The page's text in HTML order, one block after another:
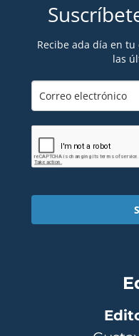
Recibe ada día en
las